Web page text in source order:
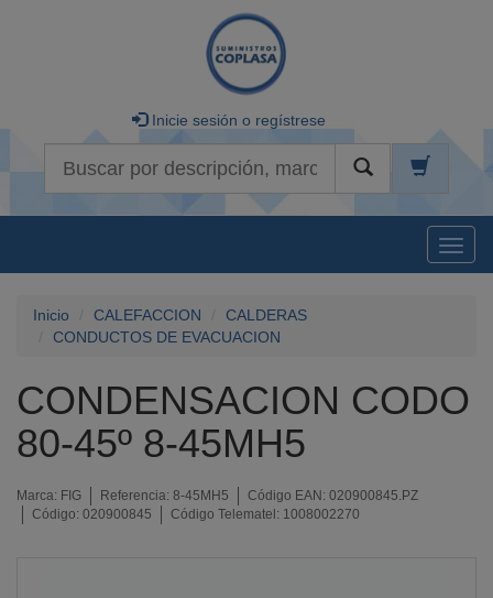
Inicie sesión o regístrese
Inicio CALEFACCION
CALDERAS
CONDUCTOS DE EVACUACION
CONDENSACION CODO
80-45º 8-45MH5
Marca: FIG Referencia: 8-45MH5 Código EAN: 020900845.PZ
Código: 020900845 Código Telematel: 1008002270